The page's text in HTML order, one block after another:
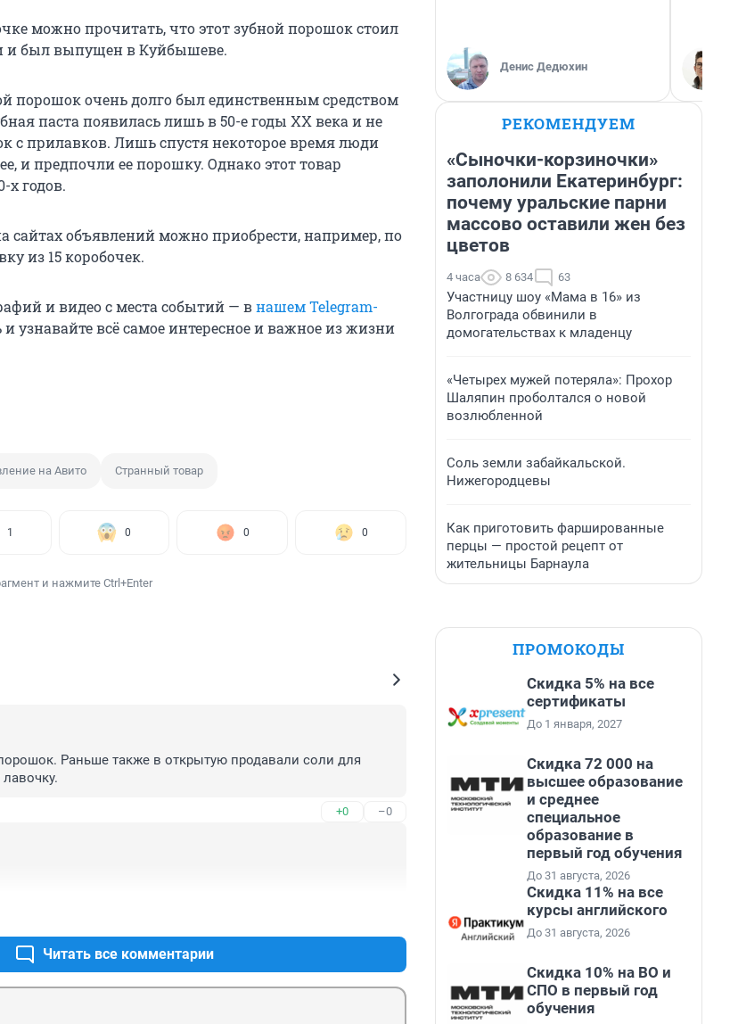
можно прочитать, что этот зубной порошок стоил
и был выпущен в Куйбышеве.
порошок очень долго был единственным средством
паста появилась лишь в 50-е годы XX века и не
с прилавков. Лишь спустя некоторое время люди
и предпочли ее порошку. Однако этот товар
х годов.
сайтах объявлений можно приобрести, например, по
из 15 коробочек.
и видео с места событий — внашем Telegram-
узнавайте всё самое интересное и важное из жизни
на Авито Странный товар
1 0 0 0
и нажмите Ctrl+Enter
Раньше также в открытую продавали соли для
+0 –0
Читать все комментарии
Денис Дедюхин
РЕКОМЕНДУЕМ
«Сыночки-корзиночки»
заполонили Екатеринбург:
почему уральские парни
массово оставили жен без
цветов
4 часа 8 634 63
Участницу шоу «Мама в 16» из
Волгограда обвинили в
домогательствах к младенцу
«Четырех мужей потеряла»: Прохор
Шаляпин проболтался о новой
возлюбленной
Соль земли забайкальской.
Нижегородцевы
Как приготовить фаршированные
перцы — простой рецепт от
жительницы Барнаула
ПРОМОКОДЫ
Скидка 5% на все
сертификаты
До 1 января, 2027
Скидка 72 000 на
высшее образование
и среднее
специальное
образование в
первый год обучения
До 31 августа, 2026
Скидка 11% на все
курсы английского
До 31 августа, 2026
Скидка 10% на ВО и
СПО в первый год
обучения